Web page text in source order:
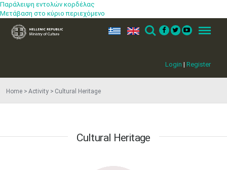
Παράλειψη εντολών κορδέλας
Μετάβαση στο κύριο περιεχόμενο
Login | Register
ελ en Search Menu
Home Activity Cultural Heritage
​ ​ Cultural Heritage ​ ​​​​